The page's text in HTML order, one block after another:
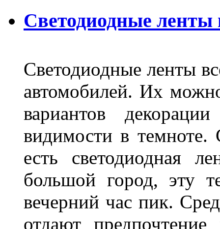
Светодиодные
Светодиодные ленты
автомобилей. Их
вариантов
видимости в темноте.
есть светодиодная
большой город, эту
вечерний час пик.
отдают